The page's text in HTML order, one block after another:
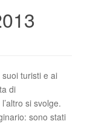
turisti e ai
di
si svolge.
sono stati